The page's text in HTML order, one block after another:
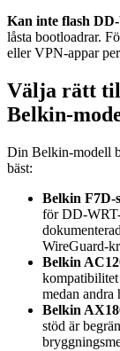
Kan inte flash
låsta bootloadrar.
eller VPN-appar
Välja rätt
Belkin-
Din Belkin-modell
bäst:
Belkin F7D-
för DD-
WireGuard-
Belkin
medan andra
Belkin
stöd är